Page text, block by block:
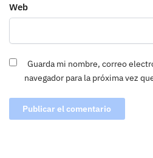
Web
Guarda mi nombre, correo
navegador para la próxima vez